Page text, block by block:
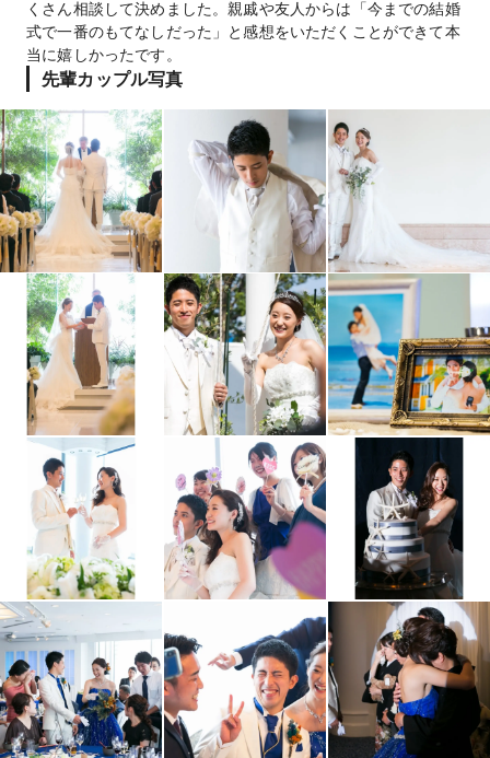
くさん相談して決めました。親戚や友人からは「今までの結婚
式で一番のもてなしだった」と感想をいただくことができて本
当に嬉しかったです。
先輩カップル写真